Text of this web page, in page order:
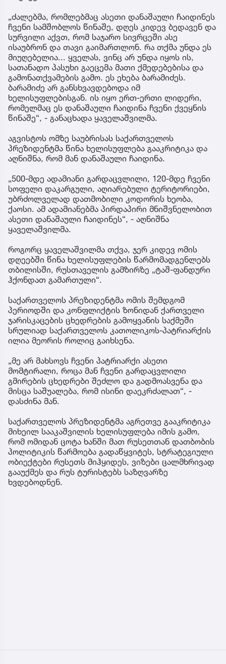
„ძალებმა, რომლებმაც ასეთი დანაშაული ჩაიდინეს
ჩვენი სამშობლოს წინაშე, დღეს კიდევ ბედავენ და
სურვილი აქვთ, რომ საჯარო სივრცეში ასე
ისაუბრონ და თავი გაიმართლონ. რა თქმა უნდა ეს
მიუღებელია... ყველას, ვინც არ უნდა იყოს ის,
სათანადო პასუხი გაეცემა მათი ქმედებებისა და
გამონათქვამების გამო. ეს ეხება ბარამიძეს.
ბარამიძე არ განსხვავდებოდა იმ
ხელისუფლებისგან. ის იყო ერთ-ერთი ლიდერი,
რომელმაც ეს დანაშაული ჩაიდინა ჩვენი ქვეყნის
წინაშე“, - განაცხადა ყაველაშვილმა.
აგვისტოს ომზე საუბრისას საქართველოს
პრეზიდენტმა წინა ხელისუფლება გააკრიტიკა და
აღნიშნა, რომ მან დანაშაული ჩაიდინა.
„500-მდე ადამიანი გარდაცვლილი, 120-მდე ჩვენი
სოფელი დაკარგული, აღიარებული ტერიტორიები,
უბრძოლველად დათმობილი კოდორის ხეობა,
ქაოსი. ამ ადამიანებმა პირდაპირი მნიშვნელობით
ასეთი დანაშაული ჩაიდინეს“, - აღნიშნა
ყაველაშვილმა.
როგორც ყაველაშვილმა თქვა, ჯერ კიდევ ომის
დღეებში წინა ხელისუფლების წარმომადგენლებს
თბილისში, რუსთაველის გამზირზე „ტაშ-ფანდური
ჰქონდათ გამართული“.
საქართველოს პრეზიდენტმა ომის შემდგომ
პერიოდში და კონფლიქტის ზონიდან ქართველი
ჯარისკაცების ცხედრების გამოყვანის საქმეში
სრულიად საქართველოს კათოლიკოს-პატრიარქის
ილია მეორის როლიც გაიხსენა.
„მე არ მახსოვს ჩვენი პატრიარქი ასეთი
მომტირალი, როცა მან ჩვენი გარდაცვლილი
გმირების ცხედრები შეძლო და გადმოასვენა და
მისცა საშუალება, რომ ისინი დაეკრძალათ“, -
დასძინა მან.
საქართველოს პრეზიდენტმა აგრეთვე გააკრიტიკა
მიხეილ სააკაშვილის ხელისუფლება იმის გამო,
რომ ომიდან ცოტა ხანში მათ რუსეთთან დათბობის
პოლიტიკის წარმოება გადაწყვიტეს, სტრატეგიული
ობიექტები რუსეთს მიჰყიდეს, ვიზები ცალმხრივად
გააუქმეს და რუს ტურისტებს საზღვარზე
ხვდებოდნენ.